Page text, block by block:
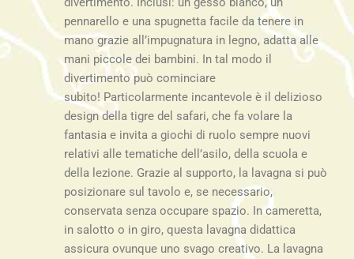
pennarello e una spugnetta facile da tenere in
mano grazie all’impugnatura in legno, adatta alle
mani piccole dei bambini. In tal modo il
divertimento può cominciare
subito! Particolarmente incantevole è il delizioso
design della tigre del safari, che fa volare la
fantasia e invita a giochi di ruolo sempre nuovi
relativi alle tematiche dell’asilo, della scuola e
della lezione. Grazie al supporto, la lavagna si può
posizionare sul tavolo e, se necessario,
conservata senza occupare spazio. In cameretta,
in salotto o in giro, questa lavagna didattica
assicura ovunque uno svago creativo. La lavagna